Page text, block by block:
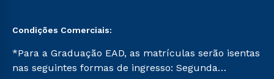
Condições Comerciais:
*Para a Graduação EAD, as matrículas serão isentas
nas seguintes formas de ingresso: Segunda